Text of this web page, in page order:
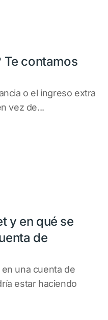
Te contamos
o el ingreso extra
vez de...
y en qué se
de
una cuenta de
estar haciendo